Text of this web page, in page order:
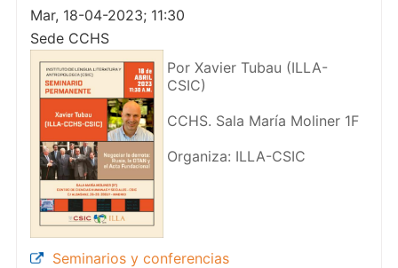
Mar, 18-04-2023; 11:30
Sede CCHS
Por Xavier Tubau (ILLA-
CSIC)
CCHS. Sala María Moliner 1F
Organiza: ILLA-CSIC
Seminarios y conferencias